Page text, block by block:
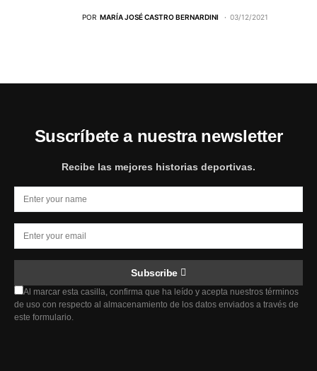
POR MARÍA JOSÉ CASTRO BERNARDINI 03/12/2021
Suscríbete a nuestra newsletter
Recibe las mejores historias deportivas.
Subscribe
Al marcar esta casilla, confirma que ha leído y acepta nuestros términos
de uso con respecto al almacenamiento de los datos enviados a través de
este formulario.